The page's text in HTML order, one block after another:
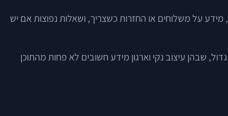
על משלוחים או החזרות כשצריך, ושאלות נפוצות אם יש
שבהן עיצוב נקי וארגון מידע חשובים לא פחות מהתוכן